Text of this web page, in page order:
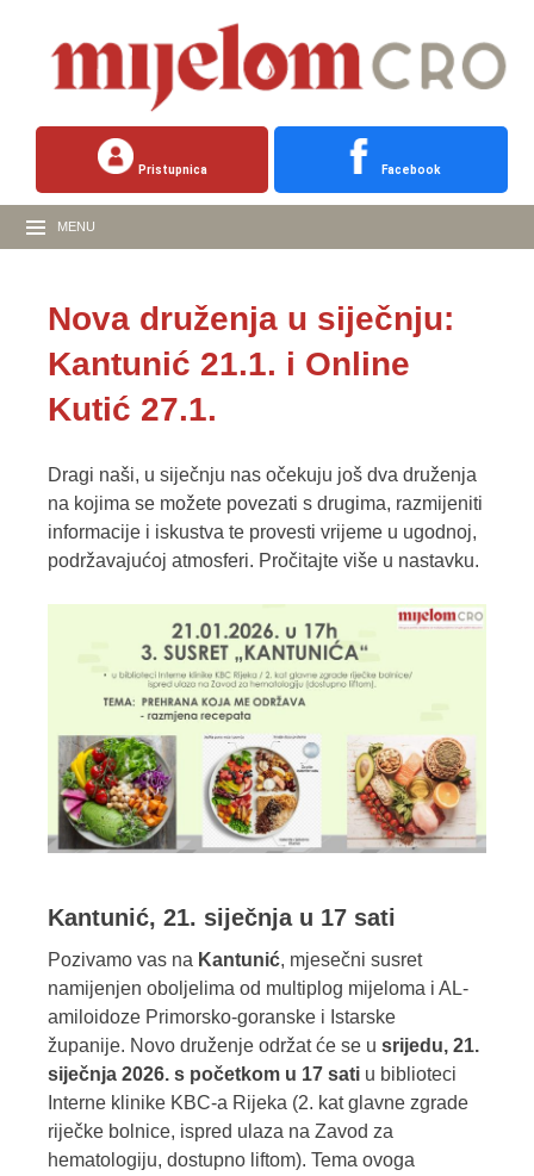
Pristupnica Facebook
MENU
Nova druženja u siječnju:
Kantunić 21.1. i Online
Kutić 27.1.
Dragi naši, u siječnju nas očekuju još dva druženja
na kojima se možete povezati s drugima, razmijeniti
informacije i iskustva te provesti vrijeme u ugodnoj,
podržavajućoj atmosferi. Pročitajte više u nastavku.
Kantunić, 21. siječnja u 17 sati
Pozivamo vas na Kantunić, mjesečni susret
namijenjen oboljelima od multiplog mijeloma i AL-
amiloidoze Primorsko-goranske i Istarske
županije. Novo druženje održat će se u srijedu, 21.
siječnja 2026. s početkom u 17 sati u biblioteci
Interne klinike KBC-a Rijeka (2. kat glavne zgrade
riječke bolnice, ispred ulaza na Zavod za
hematologiju, dostupno liftom). Tema ovoga